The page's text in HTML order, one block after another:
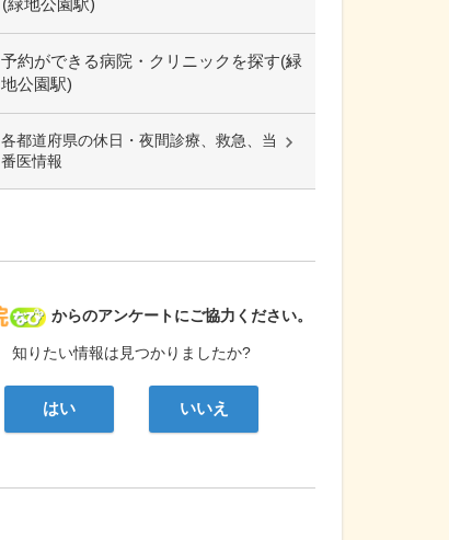
(緑地公園駅)
予約ができる病院・クリニックを探す(緑
地公園駅)
各都道府県の休日・夜間診療、救急、当
番医情報
病院なび
からのアンケートにご協力ください。
知りたい情報は見つかりましたか?
はい いいえ